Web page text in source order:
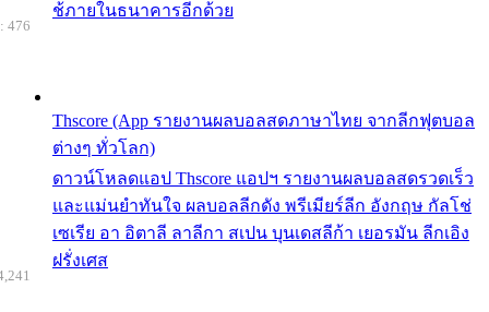
ช้ภายในธนาคารอีกด้วย
Thscore (App รายงานผลบอลสดภาษาไทย จากลีกฟุตบอล
ต่างๆ ทั่วโลก)
ดาวน์โหลดแอป Thscore แอปฯ รายงานผลบอลสดรวดเร็ว
และแม่นยำทันใจ ผลบอลลีกดัง พรีเมียร์ลีก อังกฤษ กัลโช่
เซเรีย อา อิตาลี ลาลีกา สเปน บุนเดสลีก้า เยอรมัน ลีกเอิง
ฝรั่งเศส
476